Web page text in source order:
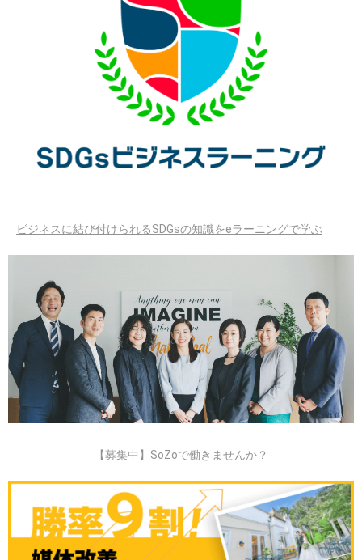
ビジネスに結び付けられるSDGsの知識をeラーニングで学ぶ
【募集中】SoZoで働きませんか？